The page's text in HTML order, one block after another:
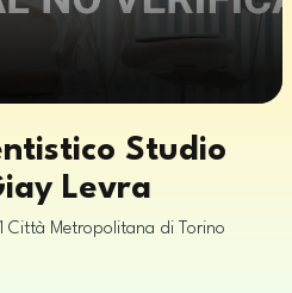
Studio
Levra
Città Metropolitana di Torino